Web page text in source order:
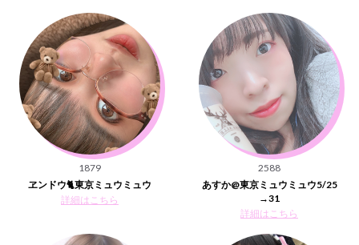
1879
ヱンドウ🐈東京ミュウミュウ
詳細はこちら
2588
あすか@東京ミュウミュウ5/25
→31
詳細はこちら